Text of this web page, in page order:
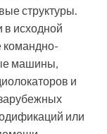
структуры.
в исходной
командно-
машины,
и
или